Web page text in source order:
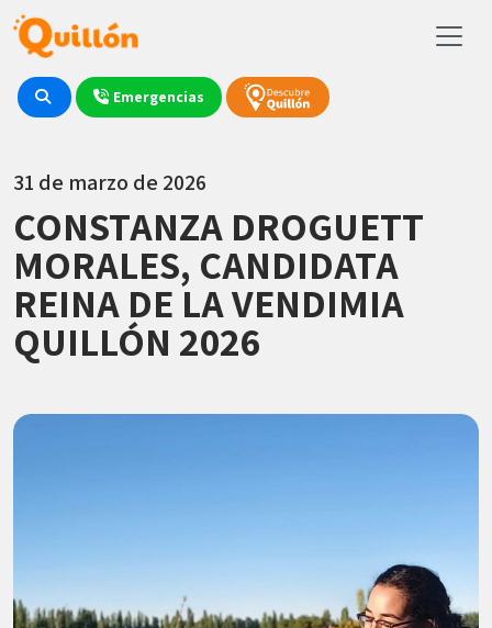
Emergencias
31 de marzo de 2026
CONSTANZA DROGUETT
MORALES, CANDIDATA
REINA DE LA VENDIMIA
QUILLÓN 2026